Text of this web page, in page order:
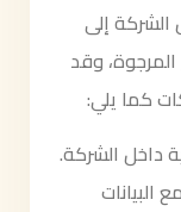
الشركة إلى
وقد
كما يلي:
داخل الشركة.
البيانات